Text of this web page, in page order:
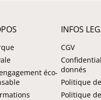
éco-
INFOS
CGV
donnés
Politique
Politique